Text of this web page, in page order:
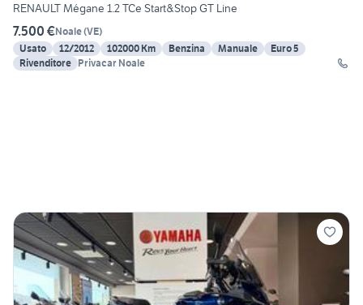
RENAULT Mégane 1.2 TCe Start&Stop GT Line
7.500 €Noale(VE)
Usato
12/2012 102000 Km Benzina Manuale
Euro 5
Rivenditore Privacar Noale